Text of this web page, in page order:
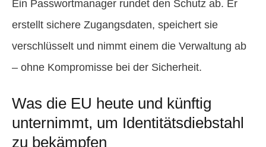
Ein Passwortmanager rundet den Schutz ab. Er
erstellt sichere Zugangsdaten, speichert sie
verschlüsselt und nimmt einem die Verwaltung ab
– ohne Kompromisse bei der Sicherheit.
Was die EU heute und künftig
unternimmt, um Identitätsdiebstahl
zu bekämpfen